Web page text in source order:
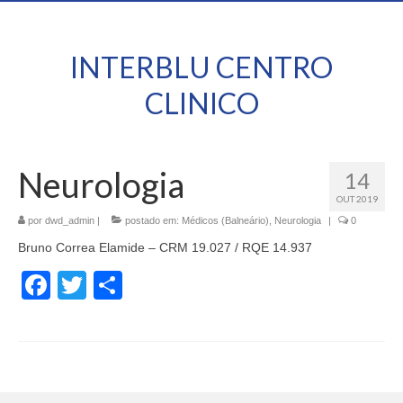
INTERBLU CENTRO
CLINICO
14
OUT 2019
Neurologia
por dwd_admin | postado em: Médicos (Balneário) Neurologia | 0
Bruno Correa Elamide – CRM 19.027 / RQE 14.937
Facebook
Twitter